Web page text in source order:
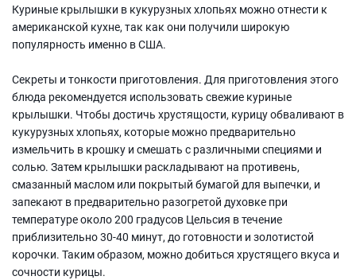
Куриные крылышки в кукурузных хлопьях можно отнести к
американской кухне, так как они получили широкую
популярность именно в США.
Секреты и тонкости приготовления. Для приготовления этого
блюда рекомендуется использовать свежие куриные
крылышки. Чтобы достичь хрустящости, курицу обваливают в
кукурузных хлопьях, которые можно предварительно
измельчить в крошку и смешать с различными специями и
солью. Затем крылышки раскладывают на противень,
смазанный маслом или покрытый бумагой для выпечки, и
запекают в предварительно разогретой духовке при
температуре около 200 градусов Цельсия в течение
приблизительно 30-40 минут, до готовности и золотистой
корочки. Таким образом, можно добиться хрустящего вкуса и
сочности курицы.